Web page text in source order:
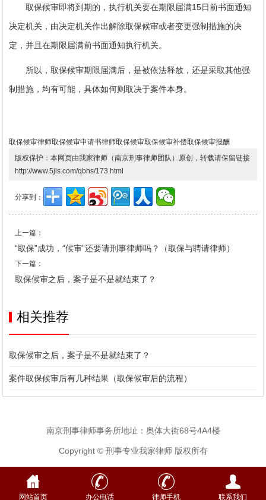
取保候审即将到期的，执行机关要在期限届满15日前书面通知
决定机关，由决定机关作出解除取保候审或者变更强制措施的决
定，并且在期限届满前书面通知执行机关。
所以，取保候审期限届满后，是被依法释放，还是采取其他强
制措施，均有可能，具体如何则取决于案件本身。
取保候审律师取保候审申请书律师取保候审取保候审补偿取保候审报酬
版权保护：本网页由我家律师（南京刑事律师团队）原创，转载请保留链接
http://www.5jls.com/qbhs/173.html
分享到：
上一篇：
“取保”成功，“候审”还要请刑事律师吗？（取保与聘请律师）
下一篇：
取保候审之后，案子是不是就结束了？
相关推荐
取保候审之后，案子是不是就结束了？
案件取保候审后有几种结果（取保候审后的流程）
南京刑事律师事务所地址：奥体大街68号4A4楼
Copyright © 刑事专业我家律师 版权所有
网站首页 办公电话 律师手机 联系我们